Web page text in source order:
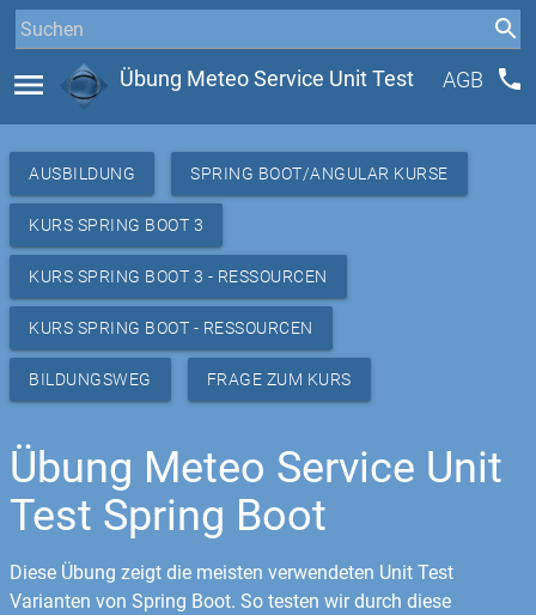
menu Übung Meteo Service Unit Test AGB phone
AUSBILDUNG SPRING BOOT/ANGULAR KURSE
KURS SPRING BOOT 3
KURS SPRING BOOT 3 - RESSOURCEN
KURS SPRING BOOT - RESSOURCEN
BILDUNGSWEG FRAGE ZUM KURS
Übung Meteo Service Unit
Test Spring Boot
Diese Übung zeigt die meisten verwendeten Unit Test
Varianten von Spring Boot. So testen wir durch diese